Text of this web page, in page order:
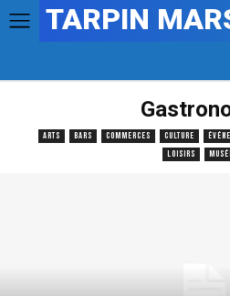
TARPIN
ARTS BARS COMMERCES CULTURE
LOISIRS